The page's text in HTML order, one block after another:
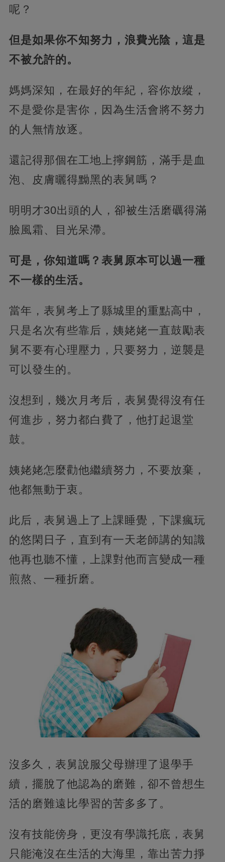
呢？
但是如果你不知努力，浪費光陰，這是
不被允許的。
媽媽深知，在最好的年紀，容你放縱，
不是愛你是害你，因為生活會將不努力
的人無情放逐。
還記得那個在工地上擰鋼筋，滿手是血
泡、皮膚曬得黝黑的表舅嗎？
明明才30出頭的人，卻被生活磨礪得滿
臉風霜、目光呆滯。
可是，你知道嗎？表舅原本可以過一種
不一樣的生活。
當年，表舅考上了縣城里的重點高中，
只是名次有些靠后，姨姥姥一直鼓勵表
舅不要有心理壓力，只要努力，逆襲是
可以發生的。
沒想到，幾次月考后，表舅覺得沒有任
何進步，努力都白費了，他打起退堂
鼓。
姨姥姥怎麼勸他繼續努力，不要放棄，
他都無動于衷。
此后，表舅過上了上課睡覺，下課瘋玩
的悠閑日子，直到有一天老師講的知識
他再也聽不懂，上課對他而言變成一種
煎熬、一種折磨。
沒多久，表舅說服父母辦理了退學手
續，擺脫了他認為的磨難，卻不曾想生
活的磨難遠比學習的苦多多了。
沒有技能傍身，更沒有學識托底，表舅
只能淹沒在生活的大海里，靠出苦力掙